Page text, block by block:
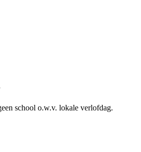
school o.w.v. lokale verlofdag.